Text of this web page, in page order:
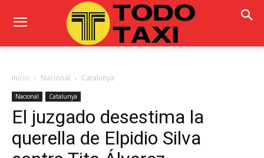
Inicio Nacional Catalunya
Nacional Catalunya
El juzgado desestima la
querella de Elpidio Silva